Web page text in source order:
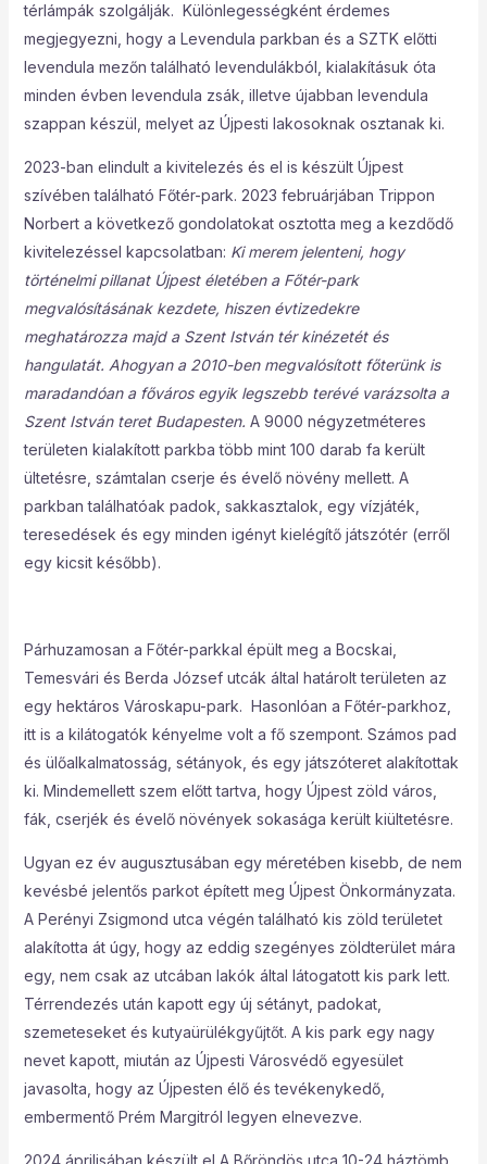
térlámpák szolgálják. Különlegességként érdemes
megjegyezni, hogy a Levendula parkban és a SZTK előtti
levendula mezőn található levendulákból, kialakításuk óta
minden évben levendula zsák, illetve újabban levendula
szappan készül, melyet az Újpesti lakosoknak osztanak ki.
2023-ban elindult a kivitelezés és el is készült Újpest
szívében található Főtér-park. 2023 februárjában Trippon
Norbert a következő gondolatokat osztotta meg a kezdődő
kivitelezéssel kapcsolatban: Ki merem jelenteni, hogy
történelmi pillanat Újpest életében a Főtér-park
megvalósításának kezdete, hiszen évtizedekre
meghatározza majd a Szent István tér kinézetét és
hangulatát. Ahogyan a 2010-ben megvalósított főterünk is
maradandóan a főváros egyik legszebb terévé varázsolta a
Szent István teret Budapesten. A 9000 négyzetméteres
területen kialakított parkba több mint 100 darab fa került
ültetésre, számtalan cserje és évelő növény mellett. A
parkban találhatóak padok, sakkasztalok, egy vízjáték,
teresedések és egy minden igényt kielégítő játszótér (erről
egy kicsit később).
Párhuzamosan a Főtér-parkkal épült meg a Bocskai,
Temesvári és Berda József utcák által határolt területen az
egy hektáros Városkapu-park. Hasonlóan a Főtér-parkhoz,
itt is a kilátogatók kényelme volt a fő szempont. Számos pad
és ülőalkalmatosság, sétányok, és egy játszóteret alakítottak
ki. Mindemellett szem előtt tartva, hogy Újpest zöld város,
fák, cserjék és évelő növények sokasága került kiültetésre.
Ugyan ez év augusztusában egy méretében kisebb, de nem
kevésbé jelentős parkot épített meg Újpest Önkormányzata.
A Perényi Zsigmond utca végén található kis zöld területet
alakította át úgy, hogy az eddig szegényes zöldterület mára
egy, nem csak az utcában lakók által látogatott kis park lett.
Térrendezés után kapott egy új sétányt, padokat,
szemeteseket és kutyaürülékgyűjtőt. A kis park egy nagy
nevet kapott, miután az Újpesti Városvédő egyesület
javasolta, hogy az Újpesten élő és tevékenykedő,
embermentő Prém Margitról legyen elnevezve.
2024 áprilisában készült el A Bőröndös utca 10-24 háztömb